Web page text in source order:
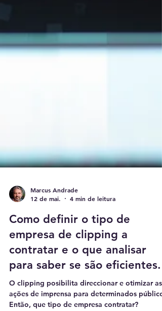
Marcus Andrade
12 de mai.
4 min de leitura
Como definir o tipo de
empresa de clipping a
contratar e o que analisar
para saber se são eficientes.